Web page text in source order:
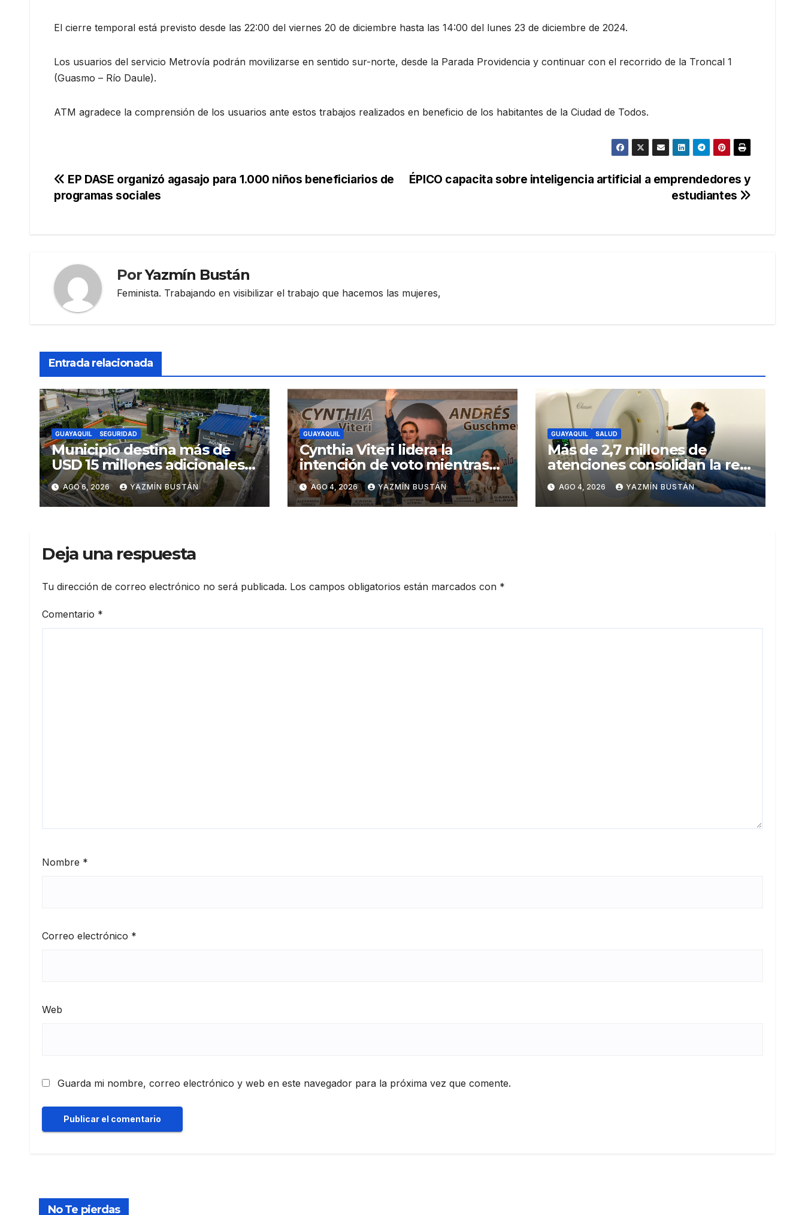
El cierre temporal está previsto desde las 22:00 del viernes 20 de diciembre hasta las 14:00 del lunes 23 de diciembre de 2024.
Los usuarios del servicio Metrovía podrán movilizarse en sentido sur-norte, desde la Parada Providencia y continuar con el recorrido de la Troncal 1
(Guasmo – Río Daule).
ATM agradece la comprensión de los usuarios ante estos trabajos realizados en beneficio de los habitantes de la Ciudad de Todos.
Navegación
de
ÉPICO capacita sobre inteligencia artificial a emprendedores y
estudiantes
EP DASE organizó agasajo para 1.000 niños beneficiarios de
programas sociales
PorYazmín Bustán
Feminista. Trabajando en visibilizar el trabajo que hacemos las mujeres,
Entrada relacionada
GUAYAQUIL SEGURIDAD
Municipio destina más de
USD 15 millones adicionales a
SEGURA EP para fortalecer la
seguridad ciudadana
AGO 6, 2026 YAZMÍN BUSTÁN
GUAYAQUIL
Cynthia Viteri lidera la
intención de voto mientras
Andrés Guschmer muestra
un destacado crecimiento,
según AtlasIntel
AGO 4, 2026 YAZMÍN BUSTÁN
GUAYAQUIL SALUD
Más de 2,7 millones de
atenciones consolidan la red
municipal de salud
AGO 4, 2026 YAZMÍN BUSTÁN
Deja una respuesta
Tu dirección de correo electrónico no será publicada. Los campos obligatorios están marcados con *
Comentario *
Nombre *
Correo electrónico *
Web
Guarda mi nombre, correo electrónico y web en este navegador para la próxima vez que comente.
No Te pierdas